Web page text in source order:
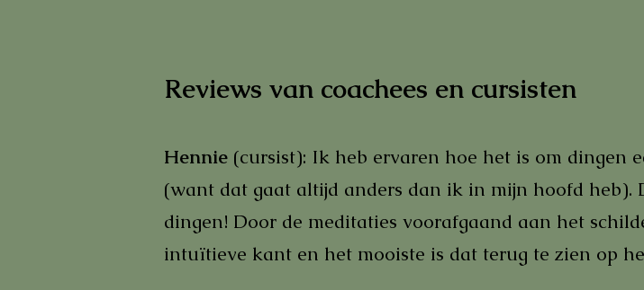
Reviews van coachees en cursisten
Hennie (cursist): Ik heb ervaren hoe het is om dingen
(want dat gaat altijd anders dan ik in mijn hoofd heb).
dingen! Door de meditaties voorafgaand aan het
intuïtieve kant en het mooiste is dat terug te zien op